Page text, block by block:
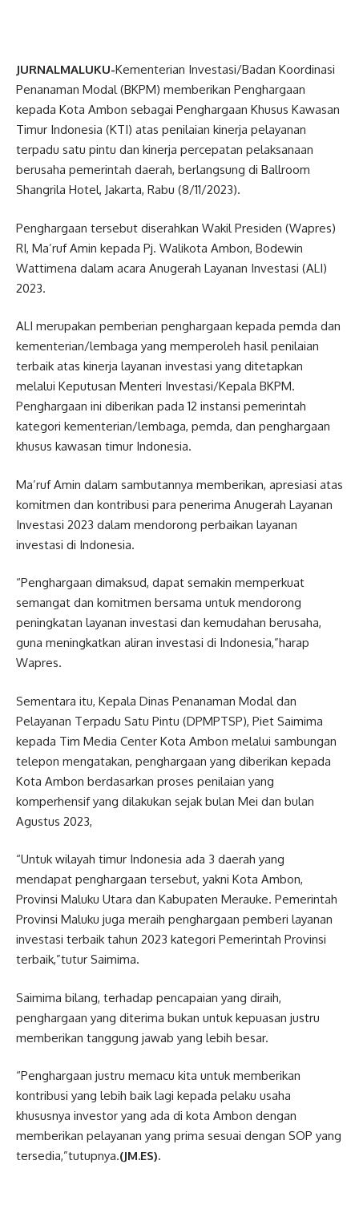
JURNALMALUKU-Kementerian Investasi/Badan Koordinasi
Penanaman Modal (BKPM) memberikan Penghargaan
kepada Kota Ambon sebagai Penghargaan Khusus Kawasan
Timur Indonesia (KTI) atas penilaian kinerja pelayanan
terpadu satu pintu dan kinerja percepatan pelaksanaan
berusaha pemerintah daerah, berlangsung di Ballroom
Shangrila Hotel, Jakarta, Rabu (8/11/2023).
Penghargaan tersebut diserahkan Wakil Presiden (Wapres)
RI, Ma’ruf Amin kepada Pj. Walikota Ambon, Bodewin
Wattimena dalam acara Anugerah Layanan Investasi (ALI)
2023.
ALI merupakan pemberian penghargaan kepada pemda dan
kementerian/lembaga yang memperoleh hasil penilaian
terbaik atas kinerja layanan investasi yang ditetapkan
melalui Keputusan Menteri Investasi/Kepala BKPM.
Penghargaan ini diberikan pada 12 instansi pemerintah
kategori kementerian/lembaga, pemda, dan penghargaan
khusus kawasan timur Indonesia.
Ma’ruf Amin dalam sambutannya memberikan, apresiasi atas
komitmen dan kontribusi para penerima Anugerah Layanan
Investasi 2023 dalam mendorong perbaikan layanan
investasi di Indonesia.
“Penghargaan dimaksud, dapat semakin memperkuat
semangat dan komitmen bersama untuk mendorong
peningkatan layanan investasi dan kemudahan berusaha,
guna meningkatkan aliran investasi di Indonesia,”harap
Wapres.
Sementara itu, Kepala Dinas Penanaman Modal dan
Pelayanan Terpadu Satu Pintu (DPMPTSP), Piet Saimima
kepada Tim Media Center Kota Ambon melalui sambungan
telepon mengatakan, penghargaan yang diberikan kepada
Kota Ambon berdasarkan proses penilaian yang
komperhensif yang dilakukan sejak bulan Mei dan bulan
Agustus 2023,
“Untuk wilayah timur Indonesia ada 3 daerah yang
mendapat penghargaan tersebut, yakni Kota Ambon,
Provinsi Maluku Utara dan Kabupaten Merauke. Pemerintah
Provinsi Maluku juga meraih penghargaan pemberi layanan
investasi terbaik tahun 2023 kategori Pemerintah Provinsi
terbaik,”tutur Saimima.
Saimima bilang, terhadap pencapaian yang diraih,
penghargaan yang diterima bukan untuk kepuasan justru
memberikan tanggung jawab yang lebih besar.
“Penghargaan justru memacu kita untuk memberikan
kontribusi yang lebih baik lagi kepada pelaku usaha
khususnya investor yang ada di kota Ambon dengan
memberikan pelayanan yang prima sesuai dengan SOP yang
tersedia,”tutupnya.(JM.ES).